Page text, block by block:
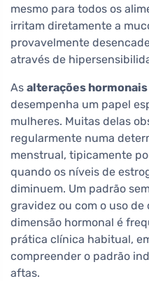
mesmo para todos os
irritam diretamente a
provavelmente
através de
As alterações hormonais
desempenha um papel
mulheres. Muitas delas
regularmente numa
menstrual, tipicamente
quando os níveis de
diminuem. Um padrão
gravidez ou com o uso
dimensão hormonal é
prática clínica habitual,
compreender o padrão
aftas.